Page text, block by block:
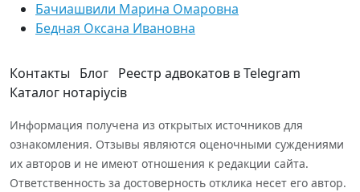
Бачиашвили Марина Омаровна
Бедная Оксана Ивановна
Контакты Блог Реестр адвокатов в Telegram
Каталог нотаріусів
Информация получена из открытых источников для
ознакомления. Отзывы являются оценочными суждениями
их авторов и не имеют отношения к редакции сайта.
Ответственность за достоверность отклика несет его автор.